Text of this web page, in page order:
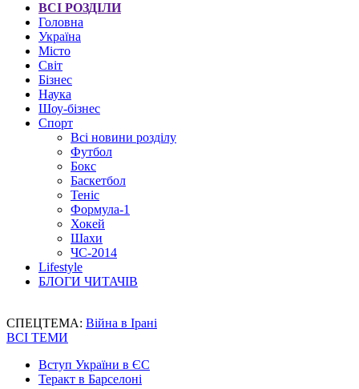
ВСІ РОЗДІЛИ
Головна
Україна
Місто
Світ
Бізнес
Наука
Шоу-бізнес
Спорт
Всі новини розділу
Футбол
Бокс
Баскетбол
Теніс
Формула-1
Хокей
Шахи
ЧС-2014
Lifestyle
БЛОГИ ЧИТАЧІВ
СПЕЦТЕМА: Війна в Ірані
ВСІ ТЕМИ
Вступ України в ЄС
Теракт в Барселоні